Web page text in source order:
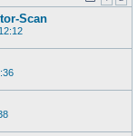
Scan